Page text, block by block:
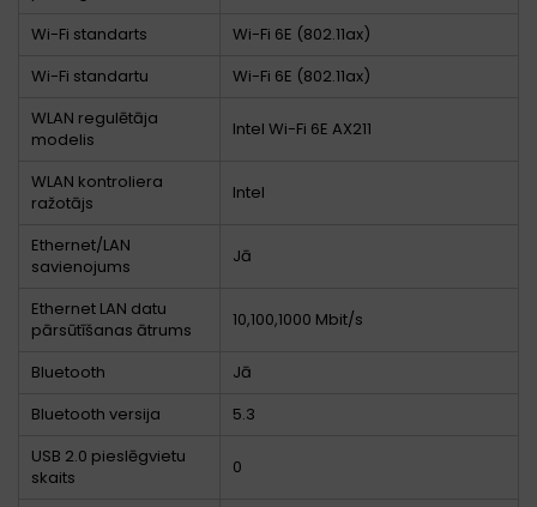
Wi-Fi standarts
Wi-Fi 6E (802.11ax)
Wi-Fi standartu
Wi-Fi 6E (802.11ax)
WLAN regulētāja
modelis
Intel Wi-Fi 6E AX211
WLAN kontroliera
ražotājs
Intel
Ethernet/LAN
savienojums
Jā
Ethernet LAN datu
pārsūtīšanas ātrums
10,100,1000 Mbit/s
Bluetooth
Jā
Bluetooth versija
5.3
USB 2.0 pieslēgvietu
skaits
0